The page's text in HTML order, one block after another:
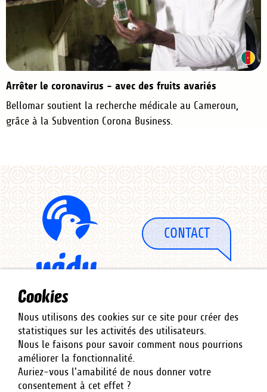
Arrêter le coronavirus - avec des fruits avariés
Bellomar soutient la recherche médicale au Cameroun,
grâce à la Subvention Corona Business.
CONTACT
Cofinancé par
Cookies
Nous utilisons des cookies sur ce site pour créer des
statistiques sur les activités des utilisateurs.
Nous le faisons pour savoir comment nous pourrions
améliorer la fonctionnalité.
Auriez-vous l'amabilité de nous donner votre
consentement à cet effet ?